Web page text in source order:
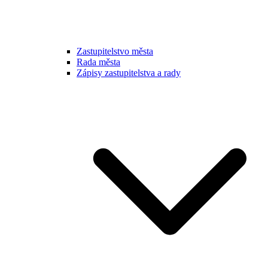
Zastupitelstvo města
Rada města
Zápisy zastupitelstva a rady